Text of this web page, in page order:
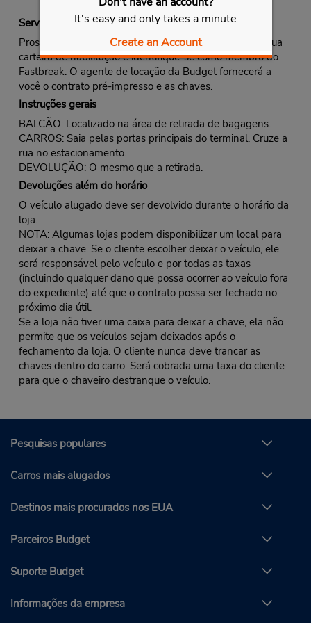
It's easy and only takes a minute
Create an Account
Serviço Fastbreak
Prossiga para o balcão de locação da Budget. Mostre sua
carteira de habilitação e identifique-se como membro do
Fastbreak. O agente de locação da Budget fornecerá a
você o contrato pré-impresso e as chaves.
Instruções gerais
BALCÃO: Localizado na área de retirada de bagagens.
CARROS: Saia pelas portas principais do terminal. Cruze a
rua no estacionamento.
DEVOLUÇÃO: O mesmo que a retirada.
Devoluções além do horário
O veículo alugado deve ser devolvido durante o horário da
loja.
NOTA: Algumas lojas podem disponibilizar um local para
deixar a chave. Se o cliente escolher deixar o veículo, ele
será responsável pelo veículo e por todas as taxas
(incluindo qualquer dano que possa ocorrer ao veículo fora
do expediente) até que o contrato possa ser fechado no
próximo dia útil.
Se a loja não tiver uma caixa para deixar a chave, ela não
permite que os veículos sejam deixados após o
fechamento da loja. O cliente nunca deve trancar as
chaves dentro do carro. Será cobrada uma taxa do cliente
para que o chaveiro destranque o veículo.
Pesquisas populares
Carros mais alugados
Destinos mais procurados nos EUA
Parceiros Budget
Suporte Budget
Informações da empresa